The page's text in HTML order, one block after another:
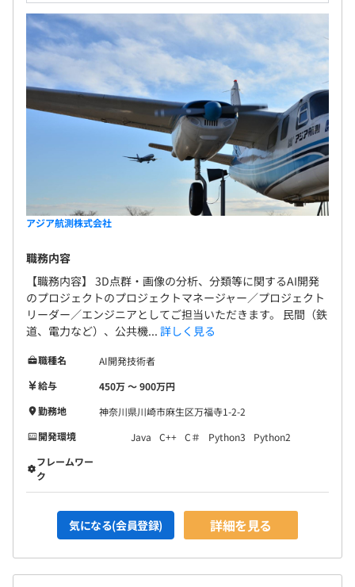
アジア航測株式会社
職務内容
【職務内容】 3D点群・画像の分析、分類等に関するAI開発
のプロジェクトのプロジェクトマネージャー／プロジェクト
リーダー／エンジニアとしてご担当いただきます。 民間（鉄
道、電力など）、公共機... 詳しく見る
職種名
AI開発技術者
給与
450万 〜 900万円
勤務地
神奈川県川崎市麻生区万福寺1-2-2
開発環境
Java C++ C＃ Python3
Python2
フレームワー
ク
気になる(会員登録) 詳細を見る